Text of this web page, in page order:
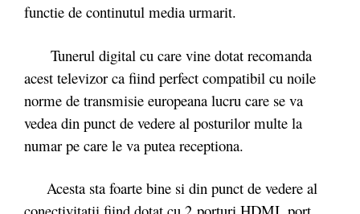
functie de continutul media urmarit.
Tunerul digital cu care vine dotat recomanda
acest televizor ca fiind perfect compatibil cu noile
norme de transmisie europeana lucru care se va
vedea din punct de vedere al posturilor multe la
numar pe care le va putea receptiona.
Acesta sta foarte bine si din punct de vedere al